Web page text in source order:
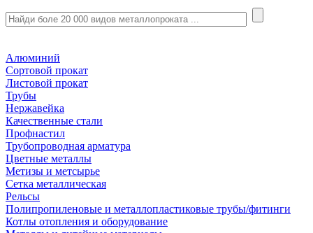
Алюминий
Сортовой прокат
Листовой прокат
Трубы
Нержавейка
Качественные стали
Профнастил
Трубопроводная арматура
Цветные металлы
Метизы и метсырье
Сетка металлическая
Рельсы
Полипропиленовые и металлопластиковые трубы/фитинги
Котлы отопления и оборудование